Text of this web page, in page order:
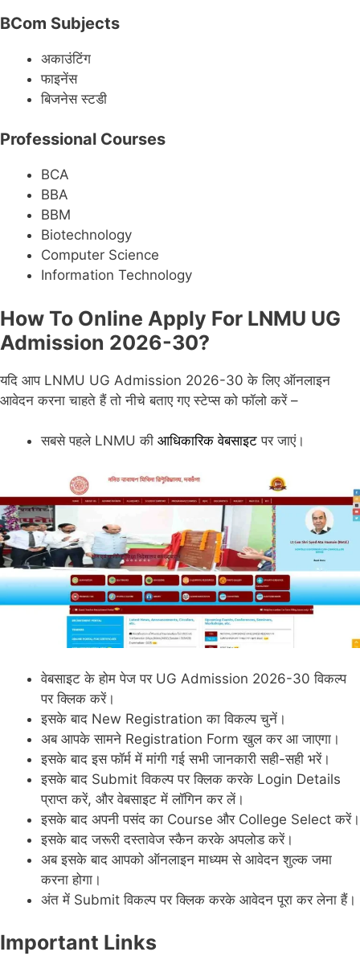
BCom Subjects
अकाउंटिंग
फाइनेंस
बिजनेस स्टडी
Professional Courses
BCA
BBA
BBM
Biotechnology
Computer Science
Information Technology
How To Online Apply For LNMU UG
Admission 2026-30?
यदि आप LNMU UG Admission 2026-30 के लिए ऑनलाइन
आवेदन करना चाहते हैं तो नीचे बताए गए स्टेप्स को फॉलो करें –
सबसे पहले LNMU की आधिकारिक वेबसाइट पर जाएं।
वेबसाइट के होम पेज पर UG Admission 2026-30 विकल्प
पर क्लिक करें।
इसके बाद New Registration का विकल्प चुनें।
अब आपके सामने Registration Form खुल कर आ जाएगा।
इसके बाद इस फॉर्म में मांगी गई सभी जानकारी सही-सही भरें।
इसके बाद Submit विकल्प पर क्लिक करके Login Details
प्राप्त करें, और वेबसाइट में लॉगिन कर लें।
इसके बाद अपनी पसंद का Course और College Select करें।
इसके बाद जरूरी दस्तावेज स्कैन करके अपलोड करें।
अब इसके बाद आपको ऑनलाइन माध्यम से आवेदन शुल्क जमा
करना होगा।
अंत में Submit विकल्प पर क्लिक करके आवेदन पूरा कर लेना हैं।
Important Links